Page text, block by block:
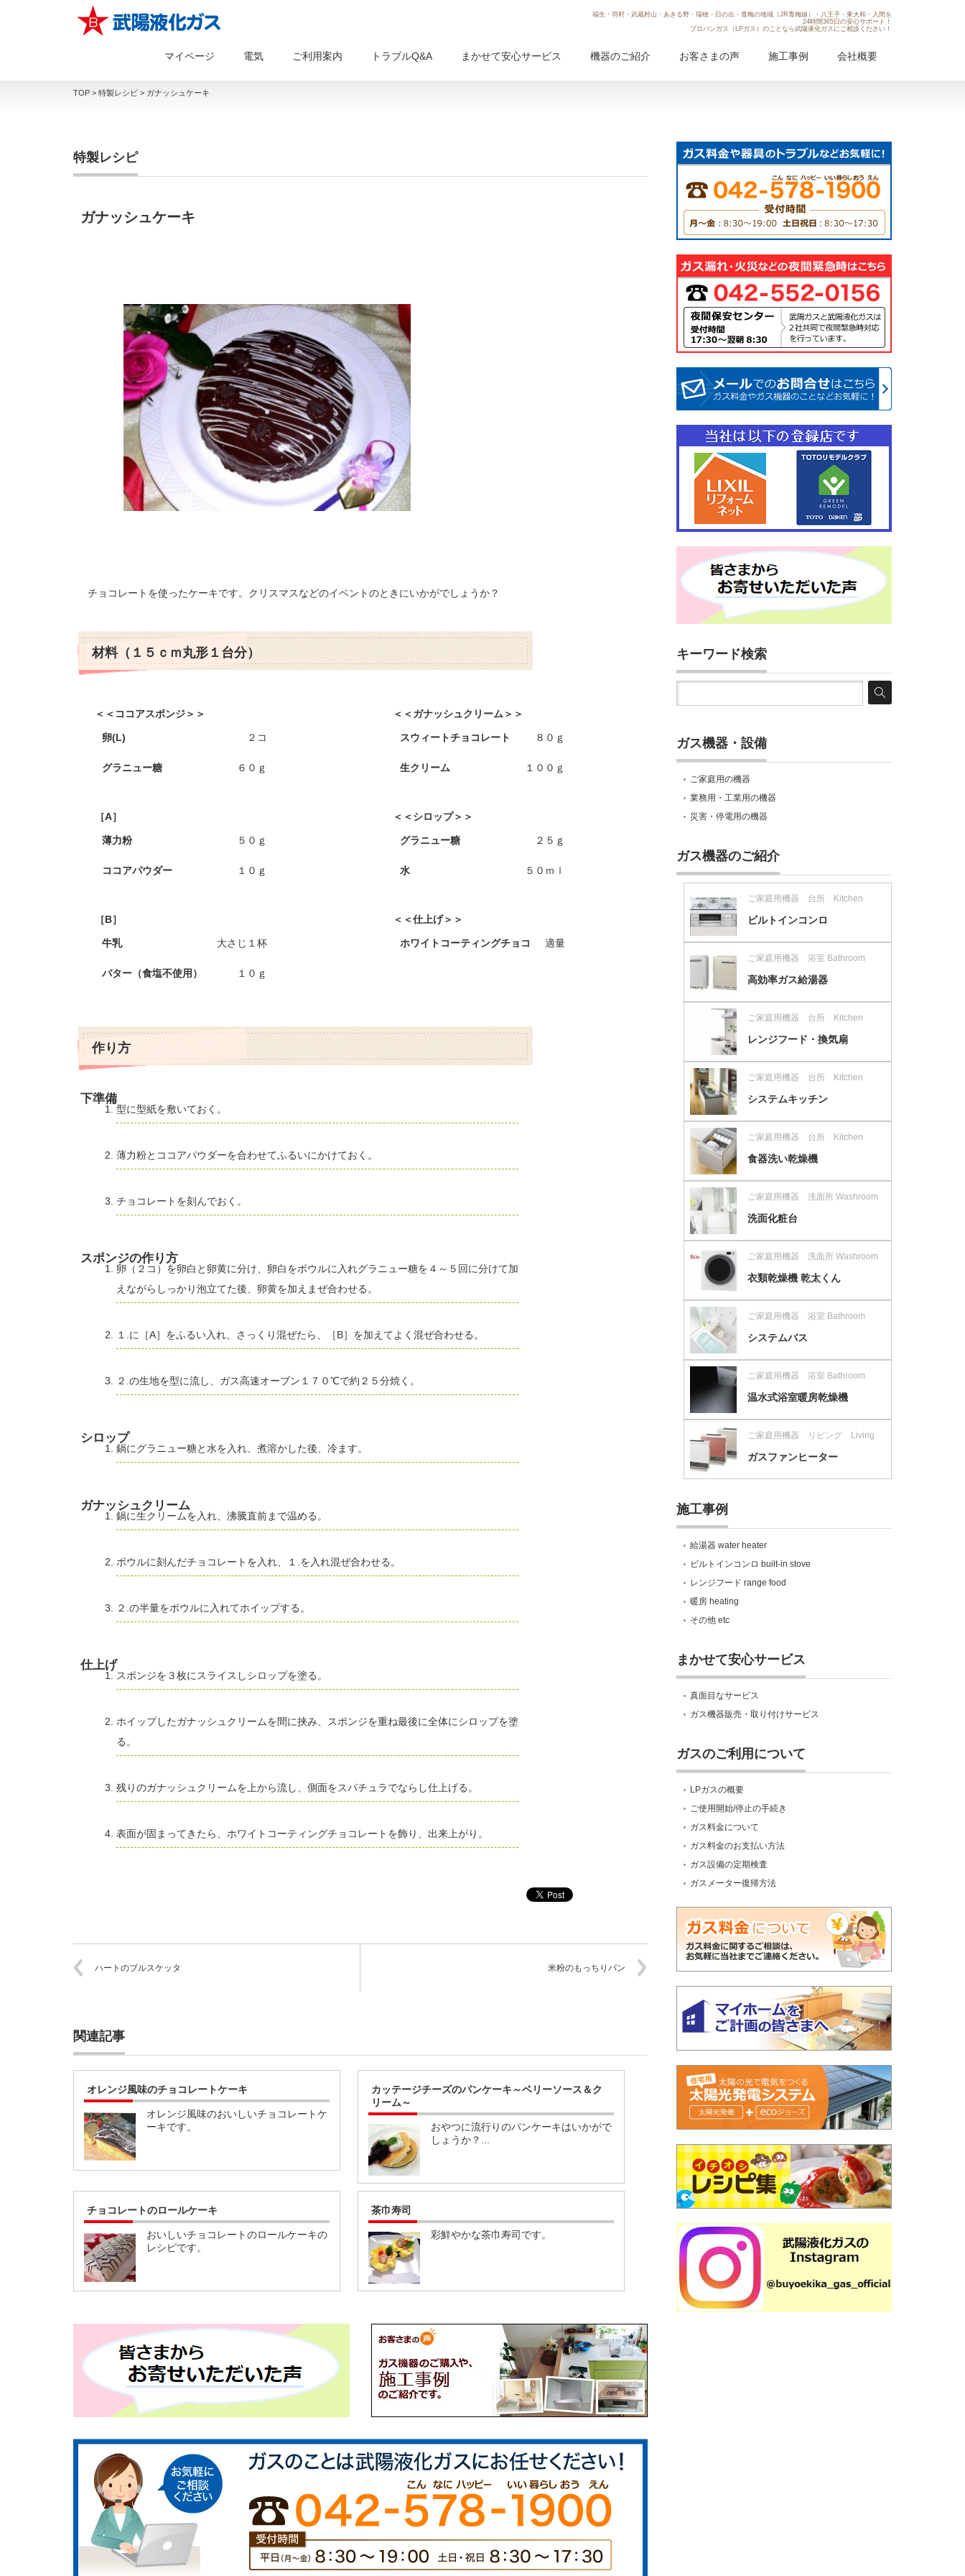
福生・羽村・武蔵村山・あきる野・瑞穂・日の出・青梅の地域（JR青梅線）・八王子・東大和・入間を
24時間365日の安心サポート！
プロパンガス（LPガス）のことなら武陽液化ガスにご相談ください！
マイページ 電気 ご利用案内 トラブルQ&A まかせて安心サービス 機器のご紹介 お客さまの声 施工事例 会社概要
TOP > 特製レシピ > ガナッシュケーキ
特製レシピ
ガナッシュケーキ
チョコレートを使ったケーキです。クリスマスなどのイベントのときにいかがでしょうか？
材料（１５ｃｍ丸形１台分）
＜＜ココアスポンジ＞＞
卵(L) ２コ
グラニュー糖 ６０ｇ
＜＜ガナッシュクリーム＞＞
スウィートチョコレート ８０ｇ
生クリーム １００ｇ
［A］
薄力粉 ５０ｇ
ココアパウダー １０ｇ
＜＜シロップ＞＞
グラニュー糖 ２５ｇ
水 ５０ｍｌ
［B］
牛乳 大さじ１杯
バター（食塩不使用） １０ｇ
＜＜仕上げ＞＞
ホワイトコーティングチョコ 適量
作り方
下準備
型に型紙を敷いておく。
薄力粉とココアパウダーを合わせてふるいにかけておく。
チョコレートを刻んでおく。
スポンジの作り方
卵（２コ）を卵白と卵黄に分け、卵白をボウルに入れグラニュー糖を４～５回に分けて加
えながらしっかり泡立てた後、卵黄を加えまぜ合わせる。
１.に［A］をふるい入れ、さっくり混ぜたら、［B］を加えてよく混ぜ合わせる。
２.の生地を型に流し、ガス高速オーブン１７０℃で約２５分焼く。
シロップ
鍋にグラニュー糖と水を入れ、煮溶かした後、冷ます。
ガナッシュクリーム
鍋に生クリームを入れ、沸騰直前まで温める。
ボウルに刻んだチョコレートを入れ、１.を入れ混ぜ合わせる。
２.の半量をボウルに入れてホイップする。
仕上げ
スポンジを３枚にスライスしシロップを塗る。
ホイップしたガナッシュクリームを間に挟み、スポンジを重ね最後に全体にシロップを塗
る。
残りのガナッシュクリームを上から流し、側面をスパチュラでならし仕上げる。
表面が固まってきたら、ホワイトコーティングチョコレートを飾り、出来上がり。
ハートのブルスケッタ 米粉のもっちりパン
関連記事
オレンジ風味のチョコレートケーキ
オレンジ風味のおいしいチョコレートケ
ーキです。
カッテージチーズのパンケーキ～ベリーソース＆ク
リーム～
おやつに流行りのパンケーキはいかがで
しょうか？...
チョコレートのロールケーキ
おいしいチョコレートのロールケーキの
レシピです。
茶巾寿司
彩鮮やかな茶巾寿司です。
キーワード検索
ガス機器・設備
ご家庭用の機器
業務用・工業用の機器
災害・停電用の機器
ガス機器のご紹介
ご家庭用機器 台所 Kitchen
ビルトインコンロ
ご家庭用機器 浴室 Bathroom
高効率ガス給湯器
ご家庭用機器 台所 Kitchen
レンジフード・換気扇
ご家庭用機器 台所 Kitchen
システムキッチン
ご家庭用機器 台所 Kitchen
食器洗い乾燥機
ご家庭用機器 洗面所 Washroom
洗面化粧台
ご家庭用機器 洗面所 Washroom
衣類乾燥機 乾太くん
ご家庭用機器 浴室 Bathroom
システムバス
ご家庭用機器 浴室 Bathroom
温水式浴室暖房乾燥機
ご家庭用機器 リビング Living
ガスファンヒーター
施工事例
給湯器 water heater
ビルトインコンロ built-in stove
レンジフード range food
暖房 heating
その他 etc
まかせて安心サービス
真面目なサービス
ガス機器販売・取り付けサービス
ガスのご利用について
LPガスの概要
ご使用開始/停止の手続き
ガス料金について
ガス料金のお支払い方法
ガス設備の定期検査
ガスメーター復帰方法